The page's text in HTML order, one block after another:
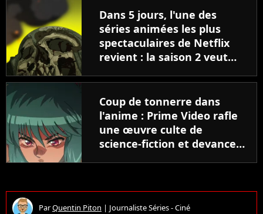
Dans 5 jours, l'une des
séries animées les plus
spectaculaires de Netflix
revient : la saison 2 veut
Coup de tonnerre dans
l'anime : Prime Video rafle
une œuvre culte de
science-fiction et devance
ParQuentin Piton | Journaliste Séries - Ciné